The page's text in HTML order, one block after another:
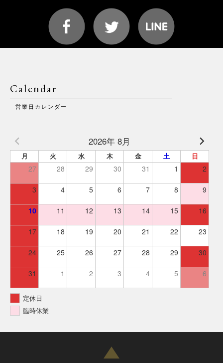
Calendar
営業日カレンダー
2026年 8月
月 火 水 木 金 土 日
27 28 29 30 31 1 2
3 4 5 6 7 8 9
10 11 12 13 14 15 16
17 18 19 20 21 22 23
24 25 26 27 28 29 30
31 1 2 3 4 5 6
定休日
臨時休業